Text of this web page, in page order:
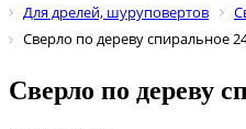
Для дрелей, шуруповертов
Сверло по дереву спиральное
Сверло по дереву